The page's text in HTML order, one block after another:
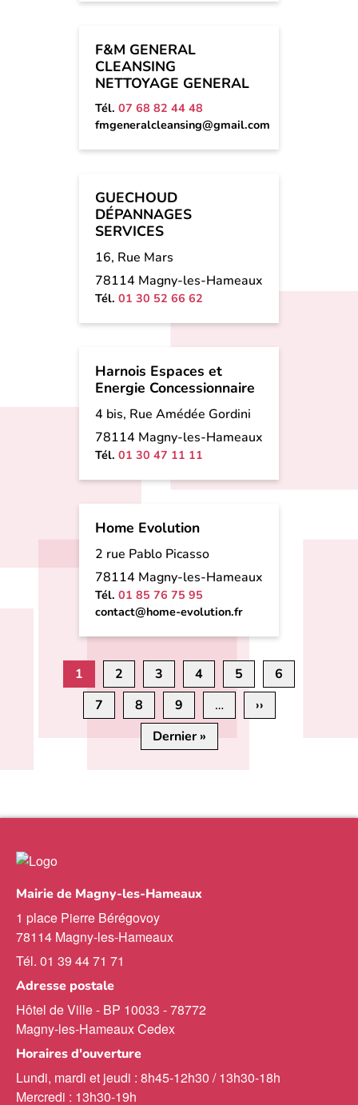
F&M GENERAL
CLEANSING
NETTOYAGE GENERAL
Tél. 07 68 82 44 48
fmgeneralcleansing@gmail.com
GUECHOUD
DÉPANNAGES
SERVICES
16, Rue Mars
78114 Magny-les-Hameaux
Tél. 01 30 52 66 62
Harnois Espaces et
Energie Concessionnaire
4 bis, Rue Amédée Gordini
78114 Magny-les-Hameaux
Tél. 01 30 47 11 11
Home Evolution
2 rue Pablo Picasso
78114 Magny-les-Hameaux
Tél. 01 85 76 75 95
contact@home-evolution.fr
Pagination
1 2 3 4 5
6
7
8 9 … ››
suivante
Dernier »
page
Mairie de Magny-les-Hameaux
1 place Pierre Bérégovoy
78114 Magny-les-Hameaux
Tél. 01 39 44 71 71
Adresse postale
Hôtel de Ville - BP 10033 - 78772
Magny-les-Hameaux Cedex
Horaires d'ouverture
Lundi, mardi et jeudi : 8h45-12h30 / 13h30-18h
Mercredi : 13h30-19h